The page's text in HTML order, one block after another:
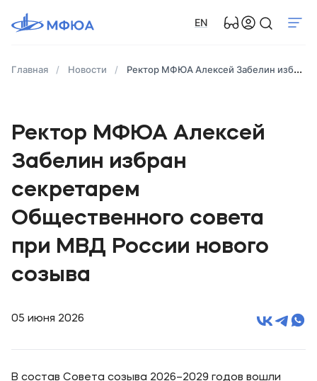
EN
Главная Новости Ректор МФЮА Алексей Забелин избран секретарем Общественного совета при МВД России нового созыва
Ректор МФЮА Алексей
Забелин избран
секретарем
Общественного совета
при МВД России нового
созыва
05 июня 2026
В состав Совета созыва 2026–2029 годов вошли